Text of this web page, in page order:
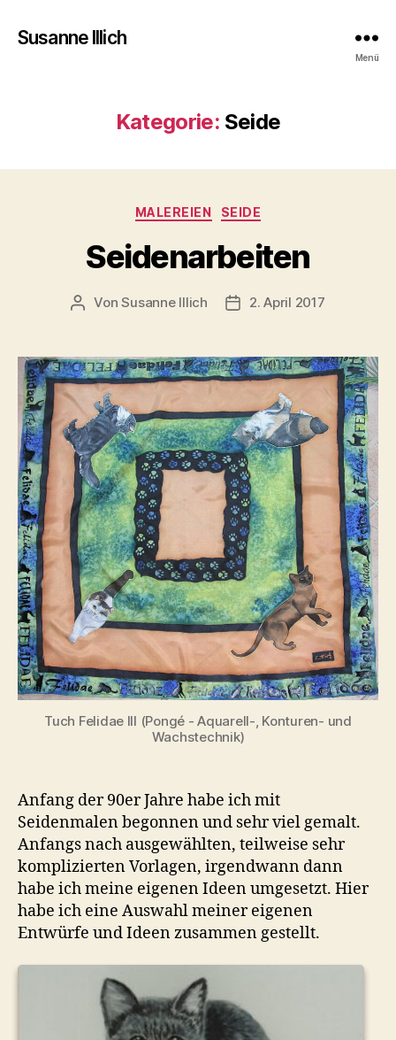
Susanne Illich
Menü
Kategorie: Seide
Kategorien
MALEREIEN SEIDE
Seidenarbeiten
Beitragsautor
VonSusanne Illich Veröffentlichungsdatum
2. April 2017
Tuch Felidae III (Pongé - Aquarell-, Konturen- und
Wachstechnik)
Anfang der 90er Jahre habe ich mit
Seidenmalen begonnen und sehr viel gemalt.
Anfangs nach ausgewählten, teilweise sehr
komplizierten Vorlagen, irgendwann dann
habe ich meine eigenen Ideen umgesetzt. Hier
habe ich eine Auswahl meiner eigenen
Entwürfe und Ideen zusammen gestellt.